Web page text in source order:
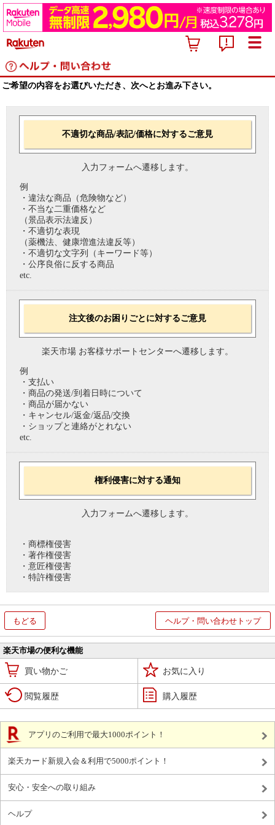
ご希望の内容をお選びいただき、次へとお進み下さい。
不適切な商品/表記/価格に対するご意見
入力フォームへ遷移します。
例
・違法な商品（危険物など）
・不当な二重価格など
（景品表示法違反）
・不適切な表現
（薬機法、健康増進法違反等）
・不適切な文字列（キーワード等）
・公序良俗に反する商品
etc.
注文後のお困りごとに対するご意見
楽天市場 お客様サポートセンターへ遷移します。
例
・支払い
・商品の発送/到着日時について
・商品が届かない
・キャンセル/返金/返品/交換
・ショップと連絡がとれない
etc.
権利侵害に対する通知
入力フォームへ遷移します。
・商標権侵害
・著作権侵害
・意匠権侵害
・特許権侵害
もどる ヘルプ・問い合わせトップ
楽天市場の便利な機能
買い物かご お気に入り
閲覧履歴 購入履歴
アプリのご利用で最大1000ポイント！
楽天カード新規入会＆利用で5000ポイント！
安心・安全への取り組み
ヘルプ